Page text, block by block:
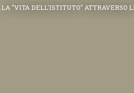
.LA "VITA DELL'ISTITUTO" ATTRAVERSO